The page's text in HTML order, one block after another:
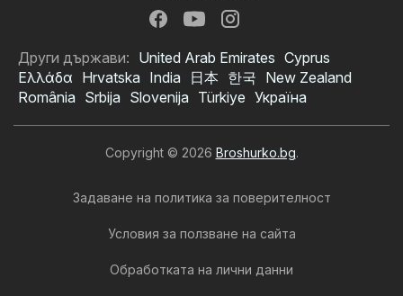
Други държави: United Arab Emirates Cyprus
Ελλάδα Hrvatska India 日本 한국 New Zealand
România Srbija Slovenija Türkiye Україна
Copyright © 2026 Broshurko.bg.
Задаване на политика за поверителност
Условия за ползване на сайта
Обработката на лични данни